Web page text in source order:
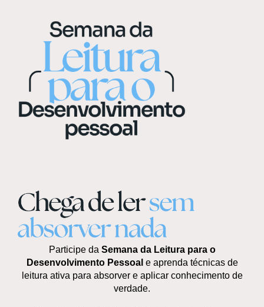
Participe da Semana da Leitura para o
Desenvolvimento Pessoal e aprenda técnicas de
leitura ativa para absorver e aplicar conhecimento de
verdade.